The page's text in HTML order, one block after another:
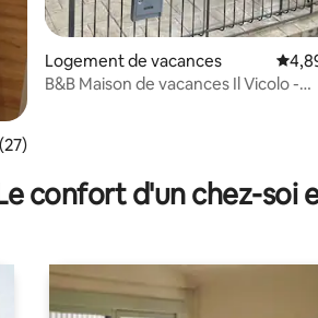
moyenne sur la base de 27
Logement de vacances
B&B Maison de vacances Il Vicolo -
confort d'un chez-soi